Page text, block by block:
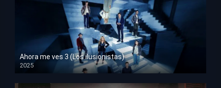
Ahora me ves 3 (Los ilusionistas)
2025
HD 1080p